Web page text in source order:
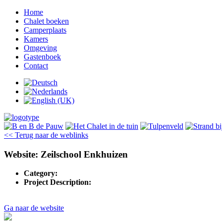
Home
Chalet boeken
Camperplaats
Kamers
Omgeving
Gastenboek
Contact
<< Terug naar de weblinks
Website: Zeilschool Enkhuizen
Category:
Project Description:
Ga naar de website